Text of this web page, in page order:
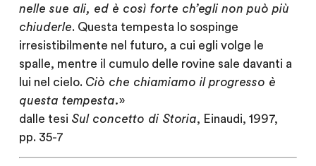
nelle sue ali, ed è così forte ch’egli non può più
chiuderle. Questa tempesta lo sospinge
irresistibilmente nel futuro, a cui egli volge le
spalle, mentre il cumulo delle rovine sale davanti a
lui nel cielo. Ciò che chiamiamo il progresso è
questa tempesta.»
dalle tesi Sul concetto di Storia, Einaudi, 1997,
pp. 35-7